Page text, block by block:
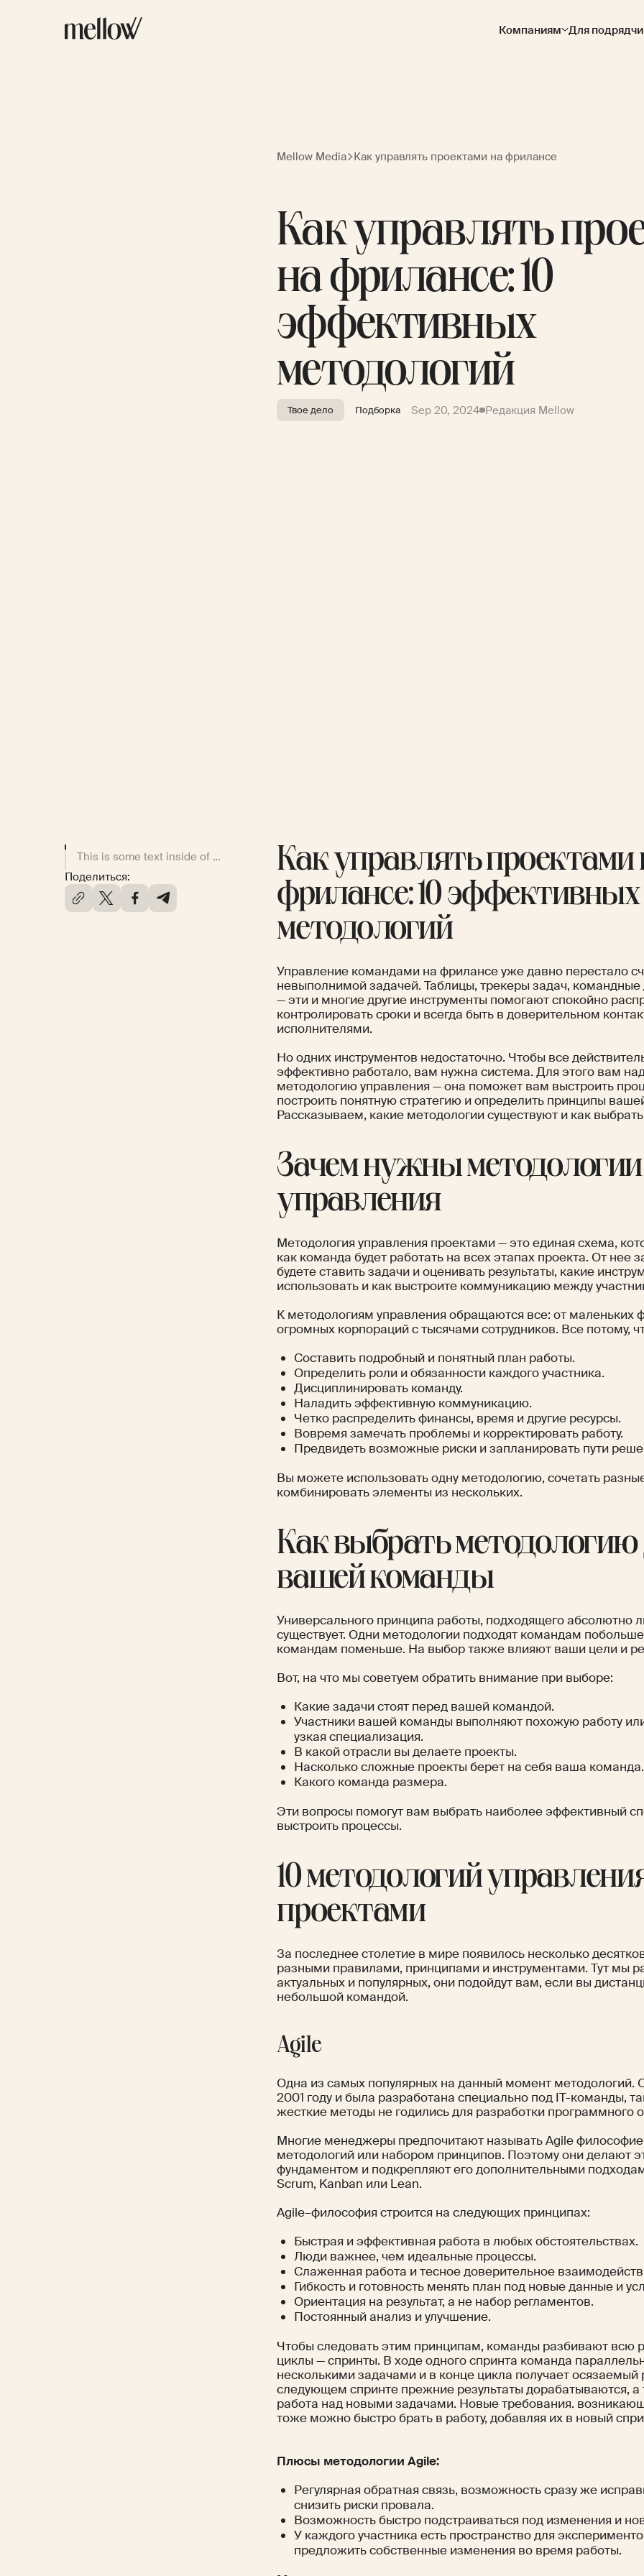
Компаниям Для
Mellow Media Как управлять проектами на фрилансе
Как управлять
на фрилансе: 10
эффективных
методологий
Твое дело Подборка Sep 20, 2024 Редакция Mellow
This is some text inside of a div block.
Поделиться:
Как управлять проектами
фрилансе: 10 эффективных
методологий
Управление командами на фрилансе уже давно перестало
невыполнимой задачей. Таблицы, трекеры задач, командные
— эти и многие другие инструменты помогают спокойно
контролировать сроки и всегда быть в доверительном
исполнителями.
Но одних инструментов недостаточно. Чтобы все
эффективно работало, вам нужна система. Для этого вам
методологию управления — она поможет вам выстроить
построить понятную стратегию и определить принципы
Рассказываем, какие методологии существуют и как
Зачем нужны методологии
управления
Методология управления проектами — это единая схема,
как команда будет работать на всех этапах проекта. От нее
будете ставить задачи и оценивать результаты, какие
использовать и как выстроите коммуникацию между
К методологиям управления обращаются все: от маленьких
огромных корпораций с тысячами сотрудников. Все потому,
Составить подробный и понятный план работы.
Определить роли и обязанности каждого участника.
Дисциплинировать команду.
Наладить эффективную коммуникацию.
Четко распределить финансы, время и другие ресурсы.
Вовремя замечать проблемы и корректировать работу.
Предвидеть возможные риски и запланировать пути
Вы можете использовать одну методологию, сочетать
комбинировать элементы из нескольких.
Как выбрать
вашей команды
Универсального принципа работы, подходящего абсолютно
существует. Одни методологии подходят командам
командам поменьше. На выбор также влияют ваши цели и
Вот, на что мы советуем обратить внимание при выборе:
Какие задачи стоят перед вашей командой.
Участники вашей команды выполняют похожую работу
узкая специализация.
В какой отрасли вы делаете проекты.
Насколько сложные проекты берет на себя ваша команда.
Какого команда размера.
Эти вопросы помогут вам выбрать наиболее эффективный
выстроить процессы.
10 методологий
проектами
За последнее столетие в мире появилось несколько
разными правилами, принципами и инструментами. Тут мы
актуальных и популярных, они подойдут вам, если вы
небольшой командой.
Agile
Одна из самых популярных на данный момент методологий.
2001 году и была разработана специально под IT-команды,
жесткие методы не годились для разработки программного
Многие менеджеры предпочитают называть Agile
методологий или набором принципов. Поэтому они делают
фундаментом и подкрепляют его дополнительными
Scrum, Kanban или Lean.
Agile–философия строится на следующих принципах:
Быстрая и эффективная работа в любых обстоятельствах.
Люди важнее, чем идеальные процессы.
Слаженная работа и тесное доверительное
Гибкость и готовность менять план под новые данные и
Ориентация на результат, а не набор регламентов.
Постоянный анализ и улучшение.
Чтобы следовать этим принципам, команды разбивают всю
циклы — спринты. В ходе одного спринта команда
несколькими задачами и в конце цикла получает осязаемый
следующем спринте прежние результаты дорабатываются, а
работа над новыми задачами. Новые требования.
тоже можно быстро брать в работу, добавляя их в новый
Плюсы методологии Agile:
Регулярная обратная связь, возможность сразу же
снизить риски провала.
Возможность быстро подстраиваться под изменения и
У каждого участника есть пространство для
предложить собственные изменения во время работы.